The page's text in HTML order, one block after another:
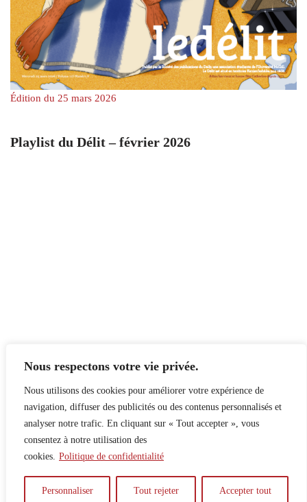
Nous respectons votre vie privée.
Nous utilisons des cookies pour améliorer votre expérience de
navigation, diffuser des publicités ou des contenus personnalisés et
analyser notre trafic. En cliquant sur « Tout accepter », vous
consentez à notre utilisation des
cookies. Politique de confidentialité
Personnaliser Tout rejeter Accepter tout
Édition du 25 mars 2026
Playlist du Délit – février 2026